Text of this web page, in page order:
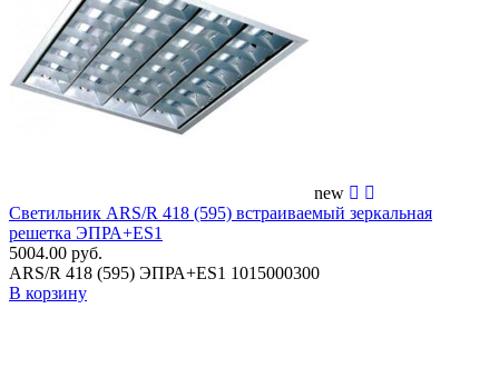
new
Светильник ARS/R 418 (595) встраиваемый зеркальная
решетка ЭПРА+ES1
5004.00 руб.
ARS/R 418 (595) ЭПРА+ES1 1015000300
В корзину